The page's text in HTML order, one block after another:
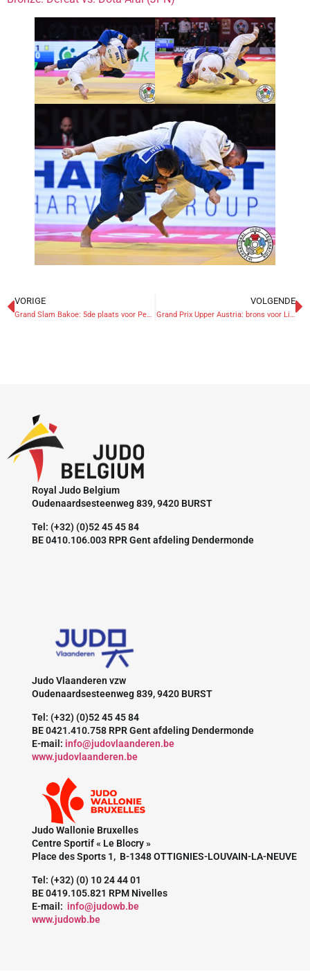
VORIGE
Grand Slam Bakoe: 5de plaats voor Petit
VOLGENDE
Grand Prix Upper Austria: brons voor Libeer, Verschaere 5de, Duyck 7de
Royal Judo Belgium
Oudenaardsesteenweg 839, 9420 BURST
Tel: (+32) (0)52 45 45 84
BE 0410.106.003 RPR Gent afdeling Dendermonde
Judo Vlaanderen vzw
Oudenaardsesteenweg 839, 9420 BURST
Tel: (+32) (0)52 45 45 84
BE 0421.410.758 RPR Gent afdeling Dendermonde
E-mail: info@judovlaanderen.be
www.judovlaanderen.be
Judo Wallonie Bruxelles
Centre Sportif « Le Blocry »
Place des Sports 1, B-1348 OTTIGNIES-LOUVAIN-LA-NEUVE
Tel: (+32) (0) 10 24 44 01
BE 0419.105.821 RPM Nivelles
E-mail: info@judowb.be
www.judowb.be